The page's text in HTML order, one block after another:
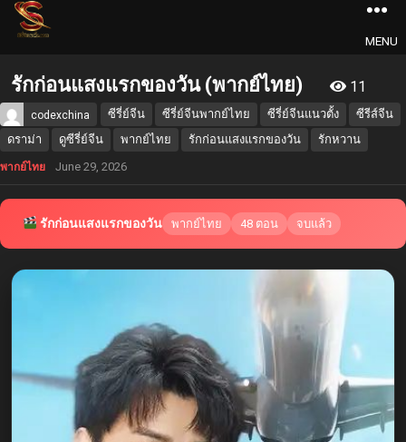
MENU
รักก่อนแสงแรกของวัน (พากย์ไทย) 11
codexchina ซีรี่ย์จีน ซีรี่ย์จีนพากย์ไทย ซีรี่ย์จีนแนวตั้ง
ซีรีส์จีน
ดราม่า
ดูซีรี่ย์จีน พากย์ไทย รักก่อนแสงแรกของวัน รักหวาน
พากย์ไทย June 29, 2026
รักก่อนแสงแรกของวัน พากย์ไทย 48 ตอน จบแล้ว